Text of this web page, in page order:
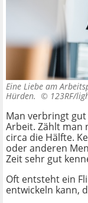
Eine Liebe am
Hürden. © 123RF/
Man verbringt
Arbeit. Zählt man
circa die Hälfte.
oder anderen
Zeit sehr gut
Oft entsteht ein
entwickeln kann,